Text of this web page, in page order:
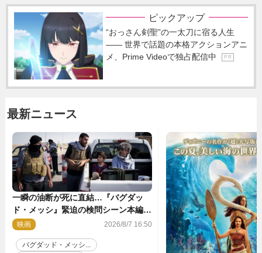
ピックアップ
“おっさん剣聖”の一太刀に宿る人生
―― 世界で話題の本格アクションアニ
メ、Prime Videoで独占配信中
P R
最新ニュース
一瞬の油断が死に直結…『バグダッ
ド・メッシ』緊迫の検問シーン本編解
禁 監督メッセージも到着
映画 2026/8/7 16:50
バグダッド・メッシ...